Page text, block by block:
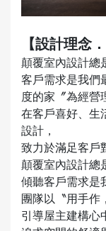
【設計理念
顛覆室內設計總
客戶需求是我們
度的家〞為經營
在客戶喜好、生
設計，
致力於滿足客戶
顛覆室內設計總
傾聽客戶需求是
團隊以〝用手作
引導屋主建構心